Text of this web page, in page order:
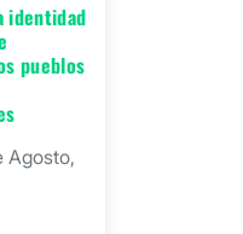
identidad
pueblos
Agosto,